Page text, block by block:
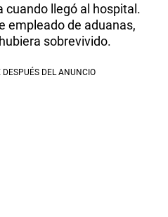
cuando llegó al hospital.
empleado de aduanas,
sobrevivido.